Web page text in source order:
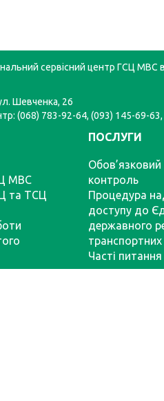
сервісний центр ГСЦ МВС в
Шевченка, 26
(068) 783-92-64, (093) 145-69-
МВС
та ТСЦ
ПОСЛУГИ
Обов’язковий
контроль
Процедура
доступу до
державного
транспортних
Часті питання